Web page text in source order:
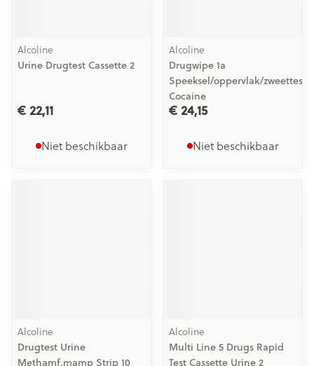
Alcoline
Urine Drugtest Cassette 2
€ 22,11
Niet beschikbaar
Alcoline
Drugwipe 1a
Speeksel/oppervlak/zweettest
Cocaine
€ 24,15
Niet beschikbaar
Alcoline
Drugtest Urine
Methamf.mamp Strip 10
Alcoline
Multi Line 5 Drugs Rapid
Test Cassette Urine 2